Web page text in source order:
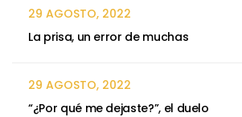
29 AGOSTO, 2022
La prisa, un error de muchas
29 AGOSTO, 2022
“¿Por qué me dejaste?”, el duelo